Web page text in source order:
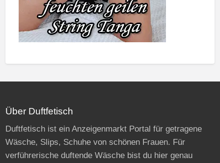
Über Duftfetisch
Duftfetisch ist ein Anzeigenmarkt Portal für getragene
Wäsche, Slips, Schuhe von schönen Frauen. Für
verführerische duftende Wäsche bist du hier genau